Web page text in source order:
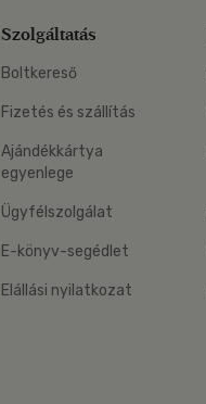
Szolgáltatás
Boltkereső
Fizetés és szállítás
Ajándékkártya
egyenlege
Ügyfélszolgálat
E-könyv-segédlet
Elállási nyilatkozat